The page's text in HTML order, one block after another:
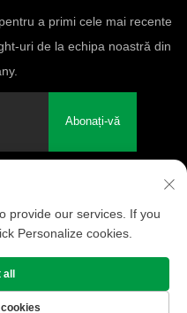
a primi cele mai recente
uri de la echipa noastră din
Abonați-vă
provide our services. If you
Personalize cookies.